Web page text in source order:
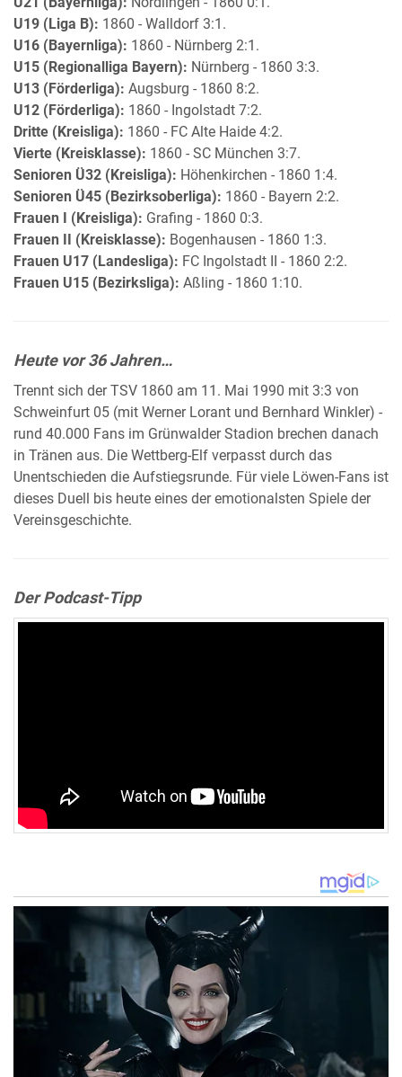
U19 (Liga B): 1860 - Walldorf 3:1.
U16 (Bayernliga): 1860 - Nürnberg 2:1.
U15 (Regionalliga Bayern): Nürnberg - 1860 3:3.
U13 (Förderliga): Augsburg - 1860 8:2.
U12 (Förderliga): 1860 - Ingolstadt 7:2.
Dritte (Kreisliga): 1860 - FC Alte Haide 4:2.
Vierte (Kreisklasse): 1860 - SC München 3:7.
Senioren Ü32 (Kreisliga): Höhenkirchen - 1860 1:4.
Senioren Ü45 (Bezirksoberliga): 1860 - Bayern 2:2.
Frauen I (Kreisliga): Grafing - 1860 0:3.
Frauen II (Kreisklasse): Bogenhausen - 1860 1:3.
Frauen U17 (Landesliga): FC Ingolstadt II - 1860 2:2.
Frauen U15 (Bezirksliga): Aßling - 1860 1:10.
Heute vor 36 Jahren…
Trennt sich der TSV 1860 am 11. Mai 1990 mit 3:3 von
Schweinfurt 05 (mit Werner Lorant und Bernhard Winkler) -
rund 40.000 Fans im Grünwalder Stadion brechen danach
in Tränen aus. Die Wettberg-Elf verpasst durch das
Unentschieden die Aufstiegsrunde. Für viele Löwen-Fans ist
dieses Duell bis heute eines der emotionalsten Spiele der
Vereinsgeschichte.
Der Podcast-Tipp